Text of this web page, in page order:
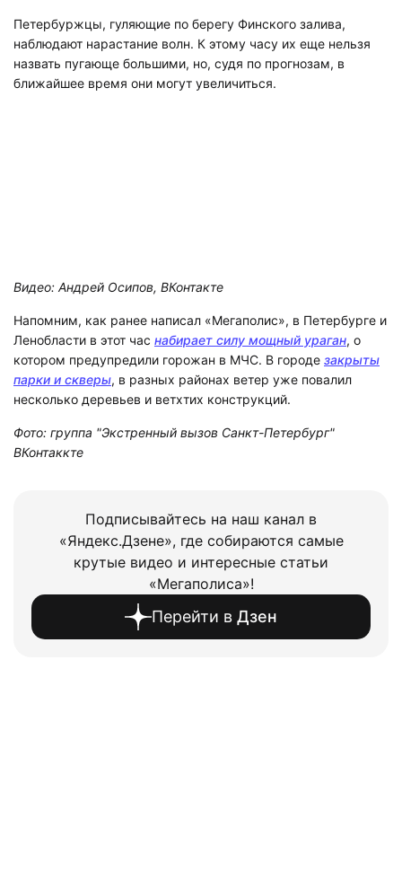
Петербуржцы, гуляющие по берегу Финского залива,
наблюдают нарастание волн. К этому часу их еще нельзя
назвать пугающе большими, но, судя по прогнозам, в
ближайшее время они могут увеличиться.
Видео: Андрей Осипов, ВКонтакте
Напомним, как ранее написал «Мегаполис», в Петербурге и
Ленобласти в этот час набирает силу мощный ураган, о
котором предупредили горожан в МЧС. В городе закрыты
парки и скверы, в разных районах ветер уже повалил
несколько деревьев и ветхтих конструкций.
Фото: группа "Экстренный вызов Санкт-Петербург"
ВКонтаккте
Подписывайтесь на наш канал в
«Яндекс.Дзене», где собираются самые
крутые видео и интересные статьи
«Мегаполиса»!
Перейти в Дзен